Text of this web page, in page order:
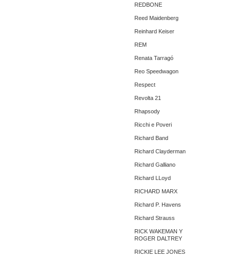
REDBONE
Reed Maidenberg
Reinhard Keiser
REM
Renata Tarragó
Reo Speedwagon
Respect
Revolta 21
Rhapsody
Ricchi e Poveri
Richard Band
Richard Clayderman
Richard Galliano
Richard LLoyd
RICHARD MARX
Richard P. Havens
Richard Strauss
RICK WAKEMAN Y
ROGER DALTREY
RICKIE LEE JONES